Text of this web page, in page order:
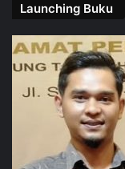
Launching Buku